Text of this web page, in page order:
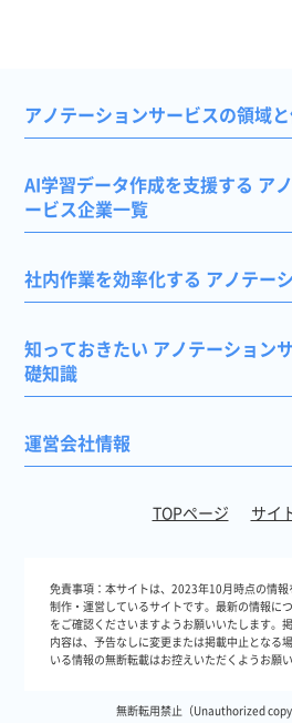
アノテーションサービスの領域
AI学習データ作成を支援する ア
ービス企業一覧
社内作業を効率化する アノテー
知っておきたい アノテーション
礎知識
運営会社情報
TOPページ サイ
免責事項： 本サイトは、2023年10月時点の情
制作・運営しているサイトです。最新の情報に
をご確認くださいますようお願いいたします。
内容は、予告なしに変更または掲載中止となる
いる情報の無断転載はお控えいただくようお願い
無断転用禁止（Unauthorized